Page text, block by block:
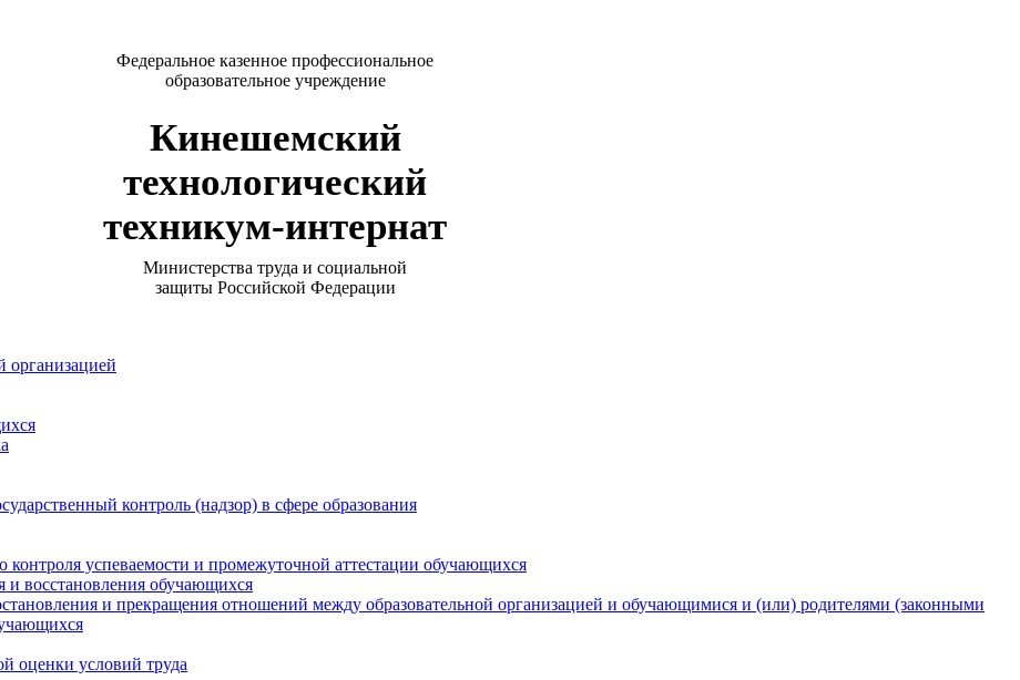
Федеральное казенное профессиональное
образовательное учреждение
Кинешемский
технологический
техникум-интернат
Министерства труда и социальной
защиты Российской Федерации
организацией
контроль (надзор) в сфере образования
успеваемости и промежуточной аттестации обучающихся
и восстановления обучающихся
и прекращения отношений между образовательной организацией и обучающимися и (или) родителями (законными
оценки условий труда